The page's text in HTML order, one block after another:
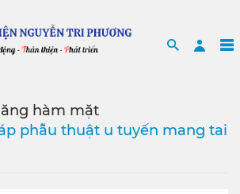
Search
hàm mặt
phẫu thuật u tuyến mang tai